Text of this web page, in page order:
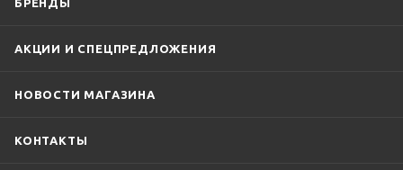
БРЕНДЫ
АКЦИИ И СПЕЦПРЕДЛОЖЕНИЯ
НОВОСТИ МАГАЗИНА
КОНТАКТЫ